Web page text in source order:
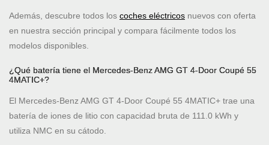
Además, descubre todos los coches eléctricos nuevos con oferta
en nuestra sección principal y compara fácilmente todos los
modelos disponibles.
¿Qué batería tiene el Mercedes-Benz AMG GT 4-Door Coupé 55
4MATIC+?
El Mercedes-Benz AMG GT 4-Door Coupé 55 4MATIC+ trae una
batería de iones de litio con capacidad bruta de 111.0 kWh y
utiliza NMC en su cátodo.